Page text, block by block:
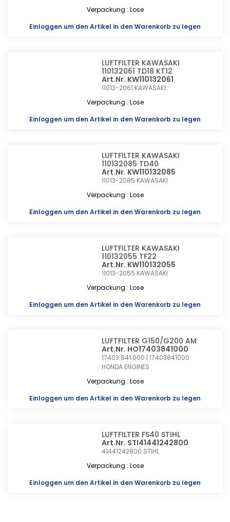
Verpackung : Lose
Einloggen um den Artikel in den Warenkorb zu legen
LUFTFILTER KAWASAKI
110132061 TD18 KT12
Art.Nr. KW110132061
11013-2061 KAWASAKI
Verpackung : Lose
Einloggen um den Artikel in den Warenkorb zu legen
LUFTFILTER KAWASAKI
110132085 TD40
Art.Nr. KW110132085
11013-2085 KAWASAKI
Verpackung : Lose
Einloggen um den Artikel in den Warenkorb zu legen
LUFTFILTER KAWASAKI
110132055 TF22
Art.Nr. KW110132055
11013-2055 KAWASAKI
Verpackung : Lose
Einloggen um den Artikel in den Warenkorb zu legen
LUFTFILTER G150/G200 AM
Art.Nr. HO17403841000
17403.841.000 | 17403841000
HONDA ENGINES
Verpackung : Lose
Einloggen um den Artikel in den Warenkorb zu legen
LUFTFILTER FS40 STIHL
Art.Nr. STI41441242800
41441242800 STIHL
Verpackung : Lose
Einloggen um den Artikel in den Warenkorb zu legen